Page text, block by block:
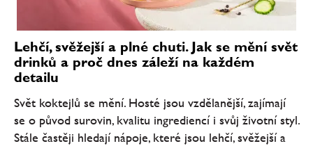
Lehčí, svěžejší a plné chuti. Jak se mění svět
drinků a proč dnes záleží na každém
detailu
Svět koktejlů se mění. Hosté jsou vzdělanější, zajímají
se o původ surovin, kvalitu ingrediencí i svůj životní styl.
Stále častěji hledají nápoje, které jsou lehčí, svěžejší a